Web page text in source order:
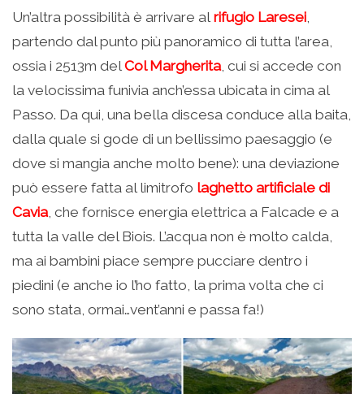
Un’altra possibilità è arrivare al rifugio Laresei
partendo dal punto più panoramico di tutta l’area,
ossia i 2513m del Col Margherita, cui si accede con
la velocissima funivia anch’essa ubicata in cima al
Passo. Da qui, una bella discesa conduce alla baita,
dalla quale si gode di un bellissimo paesaggio (e
dove si mangia anche molto bene): una deviazione
può essere fatta al limitrofo laghetto artificiale di
Cavia, che fornisce energia elettrica a Falcade e a
tutta la valle del Biois. L’acqua non è molto calda,
ma ai bambini piace sempre pucciare dentro i
piedini (e anche io l’ho fatto, la prima volta che ci
sono stata, ormai…vent’anni e passa fa!)